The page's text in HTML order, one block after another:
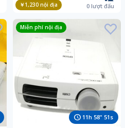
￥1,230nội địa 0 lượt đấu
11h 58" 50 s
Miễn phí nội địa